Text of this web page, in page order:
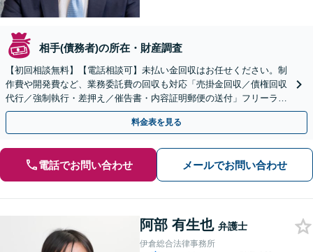
相手(債務者)の所在・財産調査
【初回相談無料】【電話相談可】未払い金回収はお任せください。制
作費や開発費など、業務委託費の回収も対応「売掛金回収／債権回収
代行／強制執行・差押え／催告書・内容証明郵便の送付」フリーラン
ス・個人事業主の方もご相談ください【休日・夜間相談可】
料金表を見る
電話でお問い合わせ メールでお問い合わせ
阿部 有生也 弁護士
伊倉総合法律事務所